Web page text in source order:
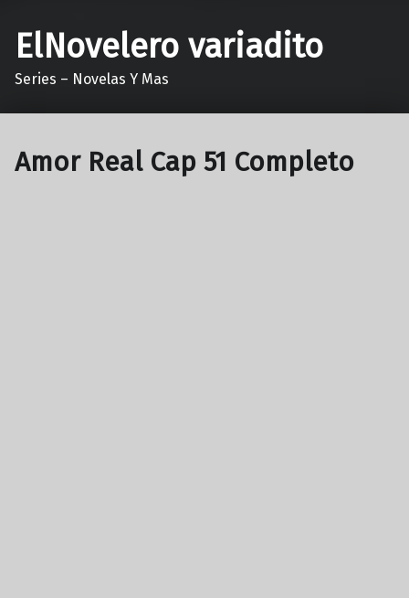
ElNovelero variadito
Series – Novelas Y Mas
Amor Real Cap 51 Completo